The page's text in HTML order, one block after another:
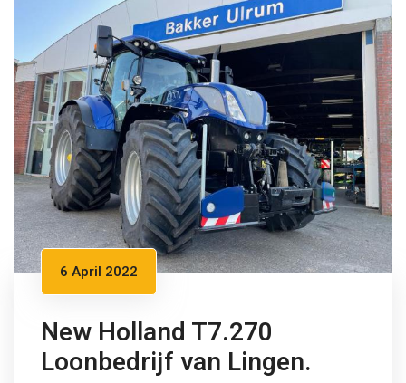
6 April 2022
New Holland T7.270
Loonbedrijf van Lingen.